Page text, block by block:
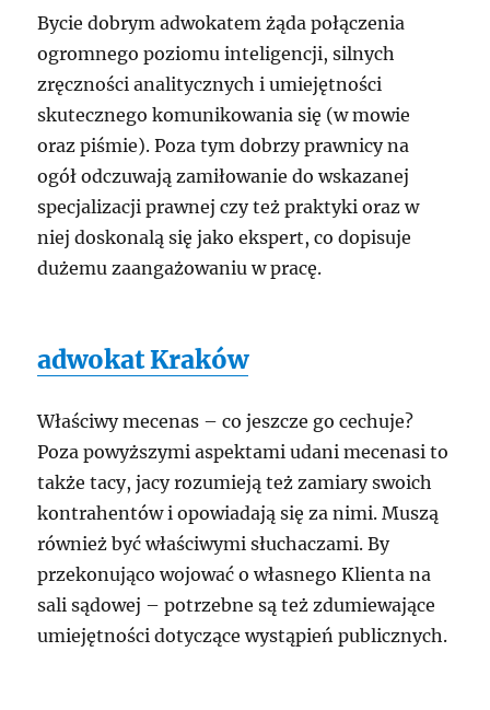
Bycie dobrym adwokatem żąda połączenia
ogromnego poziomu inteligencji, silnych
zręczności analitycznych i umiejętności
skutecznego komunikowania się (w mowie
oraz piśmie). Poza tym dobrzy prawnicy na
ogół odczuwają zamiłowanie do wskazanej
specjalizacji prawnej czy też praktyki oraz w
niej doskonalą się jako ekspert, co dopisuje
dużemu zaangażowaniu w pracę.
adwokat Kraków
Właściwy mecenas – co jeszcze go cechuje?
Poza powyższymi aspektami udani mecenasi to
także tacy, jacy rozumieją też zamiary swoich
kontrahentów i opowiadają się za nimi. Muszą
również być właściwymi słuchaczami. By
przekonująco wojować o własnego Klienta na
sali sądowej – potrzebne są też zdumiewające
umiejętności dotyczące wystąpień publicznych.